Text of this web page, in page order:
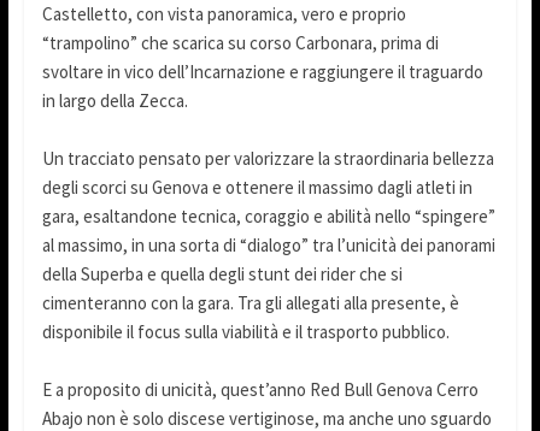
Castelletto, con vista panoramica, vero e proprio
“trampolino” che scarica su corso Carbonara, prima di
svoltare in vico dell’Incarnazione e raggiungere il traguardo
in largo della Zecca.
Un tracciato pensato per valorizzare la straordinaria bellezza
degli scorci su Genova e ottenere il massimo dagli atleti in
gara, esaltandone tecnica, coraggio e abilità nello “spingere”
al massimo, in una sorta di “dialogo” tra l’unicità dei panorami
della Superba e quella degli stunt dei rider che si
cimenteranno con la gara. Tra gli allegati alla presente, è
disponibile il focus sulla viabilità e il trasporto pubblico.
E a proposito di unicità, quest’anno Red Bull Genova Cerro
Abajo non è solo discese vertiginose, ma anche uno sguardo